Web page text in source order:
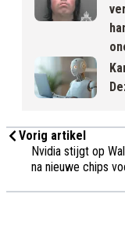
Vorig artikel
Nvidia stijgt op
na nieuwe chips